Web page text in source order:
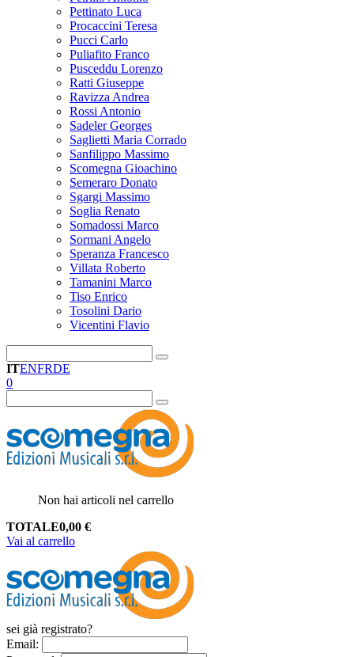
Pettinato Luca
Procaccini Teresa
Pucci Carlo
Puliafito Franco
Pusceddu Lorenzo
Ratti Giuseppe
Ravizza Andrea
Rossi Antonio
Sadeler Georges
Saglietti Maria Corrado
Sanfilippo Massimo
Scomegna Gioachino
Semeraro Donato
Sgargi Massimo
Soglia Renato
Somadossi Marco
Sormani Angelo
Speranza Francesco
Villata Roberto
Tamanini Marco
Tiso Enrico
Tosolini Dario
Vicentini Flavio
ITENFRDE
0
Non hai articoli nel carrello
TOTALE0,00 €
Vai al carrello
sei già registrato?
Email: